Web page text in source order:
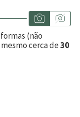
(não
cerca de30